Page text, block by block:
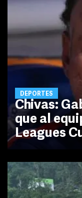
DEPORTES
Chivas:
que al
Leagues